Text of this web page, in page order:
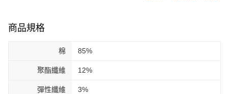
商品規格
棉 85%
聚酯纖維 12%
彈性纖維 3%